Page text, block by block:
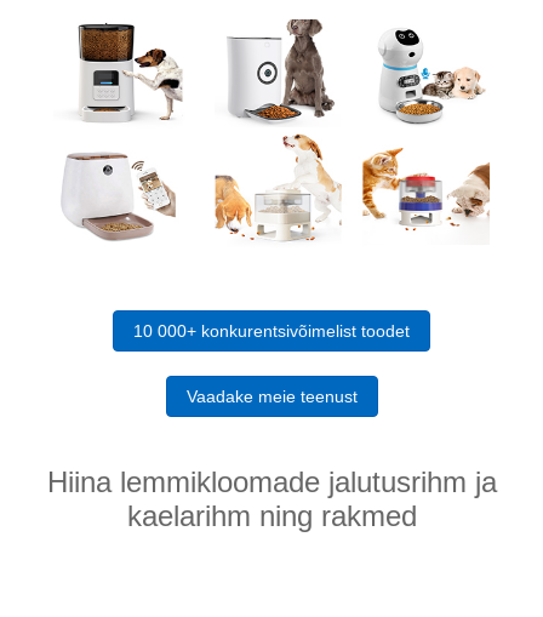
10 000+ konkurentsivõimelist toodet
Vaadake meie teenust
Hiina lemmikloomade jalutusrihm ja
kaelarihm ning rakmed